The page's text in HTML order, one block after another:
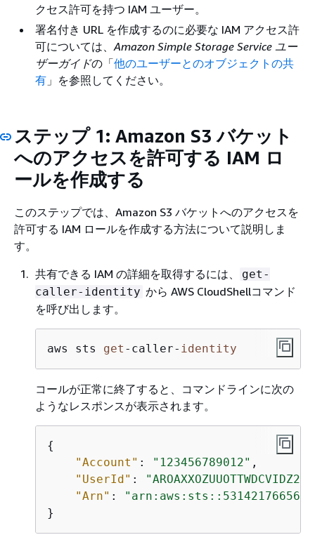
クセス許可を持つ IAM ユーザー。
署名付き URL を作成するのに必要な IAM アクセス許
可については、 Amazon Simple Storage Service ユー
ザーガイドの「他のユーザーとのオブジェクトの共
有 」を参照してください。
ステップ 1: Amazon S3 バケット
へのアクセスを許可する IAM ロ
ールを作成する
このステップでは、Amazon S3 バケットへのアクセスを
許可する IAM ロールを作成する方法について説明しま
す。
共有できる IAM の詳細を取得するには、
get-
caller-identity から AWS CloudShellコマンド
を呼び出します。
aws sts get - caller- identity
コールが正常に終了すると、コマンドラインに次の
ようなレスポンスが表示されます。
{
"Account" : "123456789012" ,
"UserId" :
"Arn" :
}